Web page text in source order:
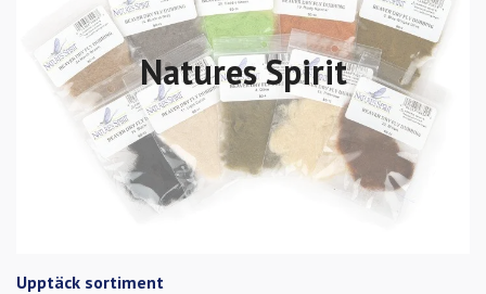
Natures Spirit
Upptäck sortiment